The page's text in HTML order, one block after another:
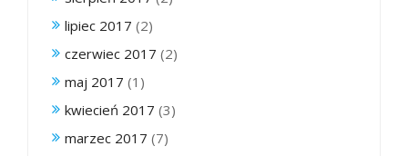
lipiec 2017 (2)
czerwiec 2017 (2)
maj 2017 (1)
kwiecień 2017 (3)
marzec 2017 (7)